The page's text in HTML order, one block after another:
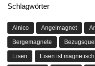
Schlagwörter
Alnico Angelmagnet
Bergemagnete
Eisen Eisen ist magnetisch